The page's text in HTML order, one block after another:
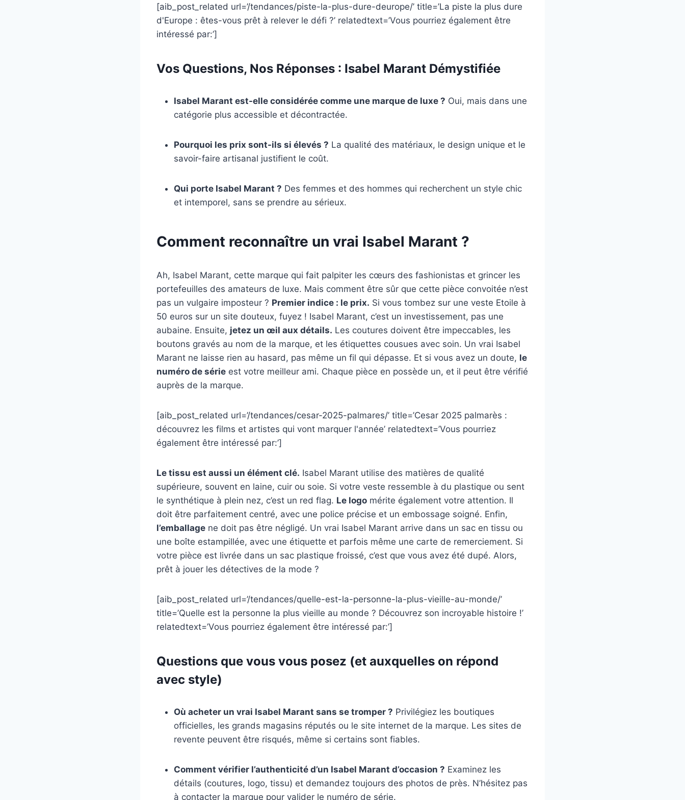
[aib_post_related url=’/tendances/piste-la-plus-dure-deurope/’ title=’La piste la plus dure
d'Europe : êtes-vous prêt à relever le défi ?’ relatedtext=’Vous pourriez également être
intéressé par:’]
Vos Questions, Nos Réponses : Isabel Marant Démystifiée
Isabel Marant est-elle considérée comme une marque de luxe ? Oui, mais dans une
catégorie plus accessible et décontractée.
Pourquoi les prix sont-ils si élevés ? La qualité des matériaux, le design unique et le
savoir-faire artisanal justifient le coût.
Qui porte Isabel Marant ? Des femmes et des hommes qui recherchent un style chic
et intemporel, sans se prendre au sérieux.
Comment reconnaître un vrai Isabel Marant ?
Ah, Isabel Marant, cette marque qui fait palpiter les cœurs des fashionistas et grincer les
portefeuilles des amateurs de luxe. Mais comment être sûr que cette pièce convoitée n’est
pas un vulgaire imposteur ? Premier indice : le prix. Si vous tombez sur une veste Etoile à
50 euros sur un site douteux, fuyez ! Isabel Marant, c’est un investissement, pas une
aubaine. Ensuite, jetez un œil aux détails. Les coutures doivent être impeccables, les
boutons gravés au nom de la marque, et les étiquettes cousues avec soin. Un vrai Isabel
Marant ne laisse rien au hasard, pas même un fil qui dépasse. Et si vous avez un doute, le
numéro de série est votre meilleur ami. Chaque pièce en possède un, et il peut être vérifié
auprès de la marque.
[aib_post_related url=’/tendances/cesar-2025-palmares/’ title=’Cesar 2025 palmarès :
découvrez les films et artistes qui vont marquer l'année’ relatedtext=’Vous pourriez
également être intéressé par:’]
Le tissu est aussi un élément clé. Isabel Marant utilise des matières de qualité
supérieure, souvent en laine, cuir ou soie. Si votre veste ressemble à du plastique ou sent
le synthétique à plein nez, c’est un red flag. Le logo mérite également votre attention. Il
doit être parfaitement centré, avec une police précise et un embossage soigné. Enfin,
l’emballage ne doit pas être négligé. Un vrai Isabel Marant arrive dans un sac en tissu ou
une boîte estampillée, avec une étiquette et parfois même une carte de remerciement. Si
votre pièce est livrée dans un sac plastique froissé, c’est que vous avez été dupé. Alors,
prêt à jouer les détectives de la mode ?
[aib_post_related url=’/tendances/quelle-est-la-personne-la-plus-vieille-au-monde/’
title=’Quelle est la personne la plus vieille au monde ? Découvrez son incroyable histoire !’
relatedtext=’Vous pourriez également être intéressé par:’]
Questions que vous vous posez (et auxquelles on répond
avec style)
Où acheter un vrai Isabel Marant sans se tromper ? Privilégiez les boutiques
officielles, les grands magasins réputés ou le site internet de la marque. Les sites de
revente peuvent être risqués, même si certains sont fiables.
Comment vérifier l’authenticité d’un Isabel Marant d’occasion ? Examinez les
détails (coutures, logo, tissu) et demandez toujours des photos de près. N’hésitez pas
à contacter la marque pour valider le numéro de série.